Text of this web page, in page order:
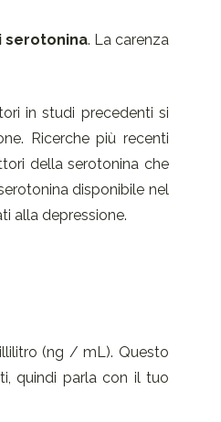
serotonina. La carenza
in studi precedenti si
Ricerche più recenti
della serotonina che
disponibile nel
alla depressione.
(ng / mL). Questo
quindi parla con il tuo